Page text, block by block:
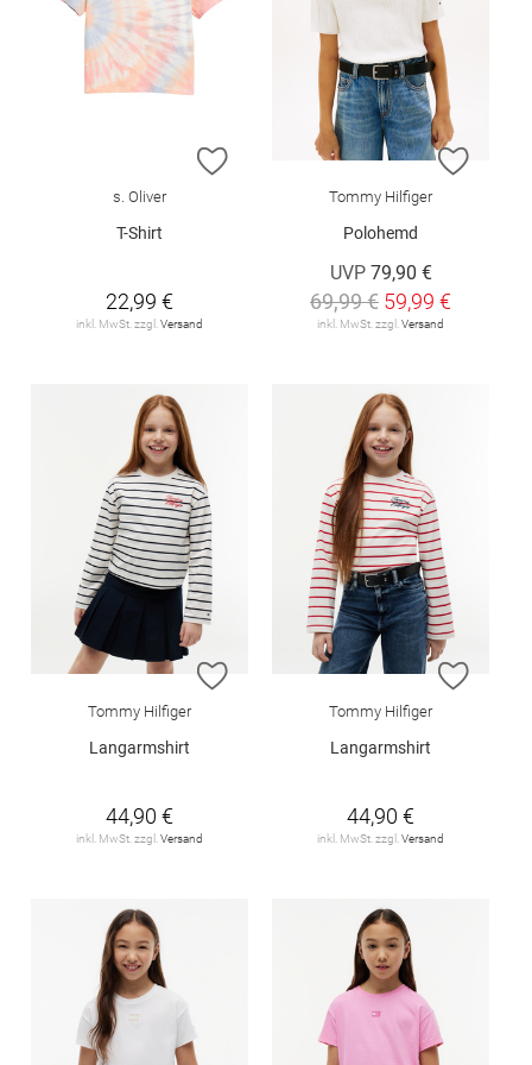
ZUR WUNSCHLISTE HINZUFÜGEN
s. Oliver
T-Shirt
22,99 €
inkl. MwSt. zzgl.Versand
ZUR
Tommy Hilfiger
Polohemd
UVP 79,90 €
69,99 € 59,99 €
inkl. MwSt. zzgl.Versand
ZUR WUNSCHLISTE HINZUFÜGEN
Tommy Hilfiger
Langarmshirt
44,90 €
inkl. MwSt. zzgl.Versand
ZUR
Tommy Hilfiger
Langarmshirt
44,90 €
inkl. MwSt. zzgl.Versand